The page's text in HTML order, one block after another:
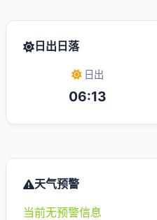
日出日落
日出
06:13
天气预警
当前无预警信息